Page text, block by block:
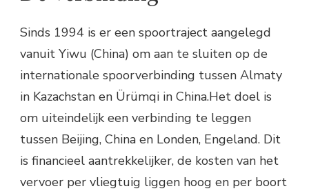
Sinds 1994 is er een spoortraject aangelegd
vanuit Yiwu (China) om aan te sluiten op de
internationale spoorverbinding tussen Almaty
in Kazachstan en Ürümqi in China.Het doel is
om uiteindelijk een verbinding te leggen
tussen Beijing, China en Londen, Engeland. Dit
is financieel aantrekkelijker, de kosten van het
vervoer per vliegtuig liggen hoog en per boort